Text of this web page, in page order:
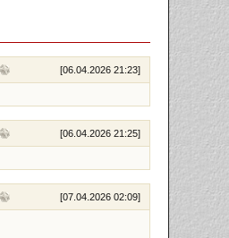
[06.04.2026 21:23]
[06.04.2026 21:25]
[07.04.2026 02:09]